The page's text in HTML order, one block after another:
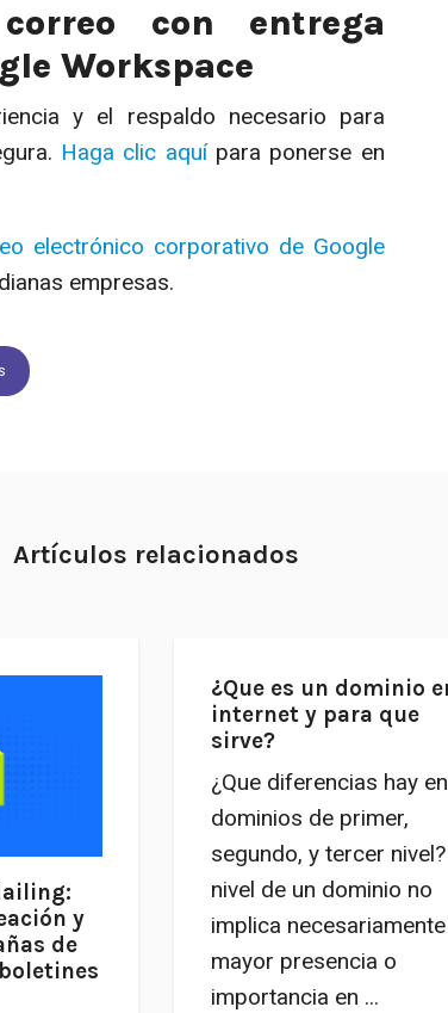
con entrega
Workspace
y el respaldo necesario para
Haga clic aquípara ponerse en
electrónico corporativo de Google
empresas.
Artículos relacionados
y
de
¿Que es un dominio
internet y para que
sirve?
¿Que diferencias hay
dominios de primer,
segundo, y tercer nivel?
nivel de un dominio no
implica necesariamente
mayor presencia o
importancia en ...